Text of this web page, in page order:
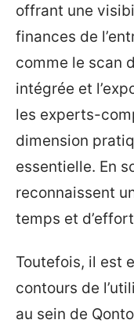
offrant une
finances de
comme le scan
intégrée et
les experts-
dimension
essentielle. En
reconnaissent
temps et
Toutefois, il est
contours de
au sein de